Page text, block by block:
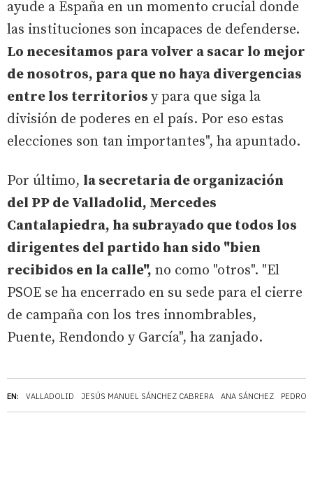
EN: VALLADOLID JESÚS MANUEL SÁNCHEZ CABRERA ANA SÁNCHEZ PEDRO
ayude a España en un momento crucial donde
las instituciones son incapaces de defenderse.
Lo necesitamos para volver a sacar lo mejor
de nosotros, para que no haya divergencias
entre los territorios y para que siga la
división de poderes en el país. Por eso estas
elecciones son tan importantes", ha apuntado.
Por último, la secretaria de organización
del PP de Valladolid, Mercedes
Cantalapiedra, ha subrayado que todos los
dirigentes del partido han sido "bien
recibidos en la calle", no como "otros". "El
PSOE se ha encerrado en su sede para el cierre
de campaña con los tres innombrables,
Puente, Rendondo y García", ha zanjado.